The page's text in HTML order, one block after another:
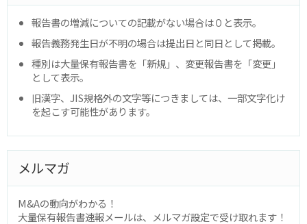
報告書の増減についての記載がない場合は０と表示。
報告義務発生日が不明の場合は提出日と同日として掲載。
種別は大量保有報告書を「新規」、変更報告書を「変更」
として表示。
旧漢字、JIS規格外の文字等につきましては、一部文字化け
を起こす可能性があります。
メルマガ
M&Aの動向がわかる！
大量保有報告書速報メールは、メルマガ設定で受け取れます！